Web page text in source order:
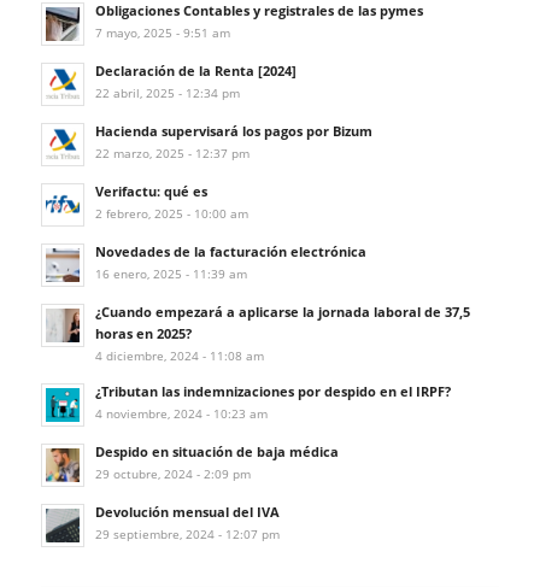
Obligaciones Contables y registrales de las pymes
7 mayo, 2025 - 9:51 am
Declaración de la Renta [2024]
22 abril, 2025 - 12:34 pm
Hacienda supervisará los pagos por Bizum
22 marzo, 2025 - 12:37 pm
Verifactu: qué es
2 febrero, 2025 - 10:00 am
Novedades de la facturación electrónica
16 enero, 2025 - 11:39 am
¿Cuando empezará a aplicarse la jornada laboral de 37,5
horas en 2025?
4 diciembre, 2024 - 11:08 am
¿Tributan las indemnizaciones por despido en el IRPF?
4 noviembre, 2024 - 10:23 am
Despido en situación de baja médica
29 octubre, 2024 - 2:09 pm
Devolución mensual del IVA
29 septiembre, 2024 - 12:07 pm